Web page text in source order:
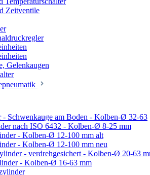
Zeitventile
Gelenkaugen
- Schwenkauge am Boden - Kolben-Ø 32-63
nach ISO 6432 - Kolben-Ø 8-25 mm
- Kolben-Ø 12-100 mm alt
- Kolben-Ø 12-100 mm neu
- verdrehgesichert - Kolben-Ø 20-63
- Kolben-Ø 16-63 mm